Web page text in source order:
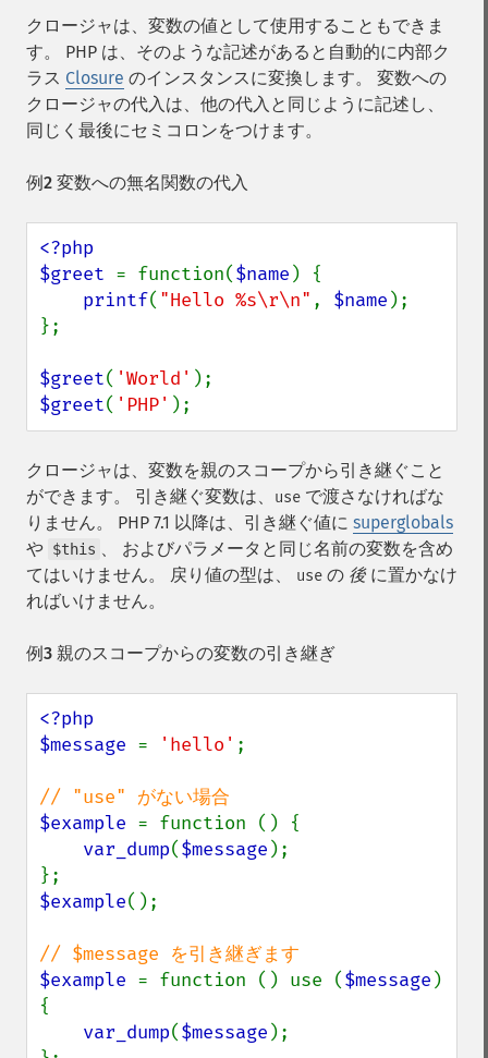
クロージャは、変数の値として使用することもできま
す。 PHP は、そのような記述があると自動的に内部ク
ラス Closure のインスタンスに変換します。 変数への
クロージャの代入は、他の代入と同じように記述し、
同じく最後にセミコロンをつけます。
例2 変数への無名関数の代入
<?php
$greet = function($name ) {
printf( "Hello %s\r\n" , $name );
};
$greet( 'World'
$greet( 'PHP' );
クロージャは、変数を親のスコープから引き継ぐこと
ができます。 引き継ぐ変数は、
use で渡さなければな
りません。 PHP 7.1 以降は、引き継ぐ値に superglobals
や $this 、 およびパラメータと同じ名前の変数を含め
てはいけません。 戻り値の型は、
use の 後に置かなけ
ればいけません。
例3 親のスコープからの変数の引き継ぎ
<?php
$message = 'hello' ;
$example = function () {
var_dump($message );
$example();
$example = function () use ($message )
{
var_dump($message );